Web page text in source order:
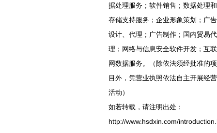
据处理服务；软件销售；数据处理和
存储支持服务；企业形象策划；广告
设计、代理；广告制作；国内贸易代
理；网络与信息安全软件开发；互联
网数据服务。（除依法须经批准的项
目外，凭营业执照依法自主开展经营
活动）
如若转载，请注明出处：
http://www.hsdxin.com/